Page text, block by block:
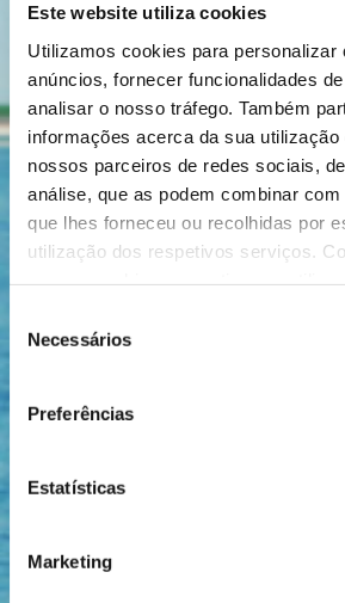
Este website utiliza cookies
Utilizamos cookies para personalizar
anúncios, fornecer funcionalidades
analisar o nosso tráfego. Também
informações acerca da sua utilização
nossos parceiros de redes sociais,
análise, que as podem combinar
que lhes forneceu ou recolhidas por
utilização dos respetivos serviços.
Necessários
Preferências
Estatísticas
Marketing
Previous